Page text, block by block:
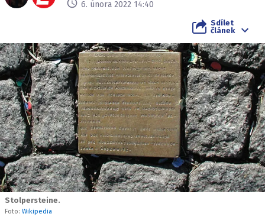
6. února 2022 14:40
Sdílet
článek
Stolpersteine.
Foto: Wikipedia